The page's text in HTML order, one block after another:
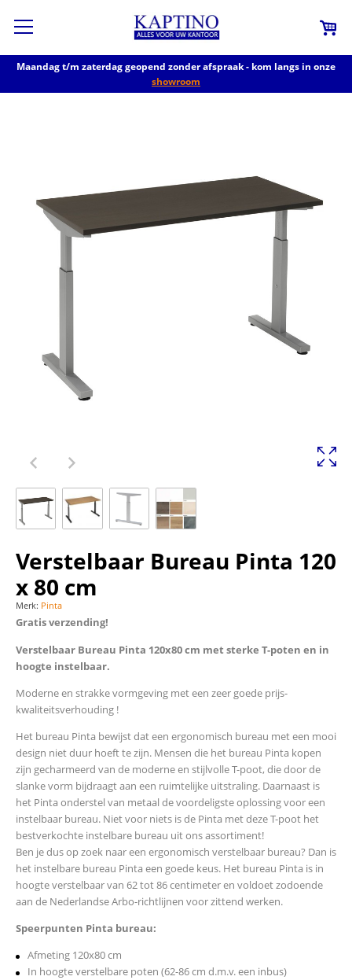
Maandag t/m zaterdag geopend zonder afspraak - kom langs in onze
showroom
Verstelbaar Bureau Pinta 120
x 80 cm
Merk: Pinta
Gratis verzending!
Verstelbaar Bureau Pinta 120x80 cm met sterke T-poten en in
hoogte instelbaar.
Moderne en strakke vormgeving met een zeer goede prijs-
kwaliteitsverhouding !
Het bureau Pinta bewijst dat een ergonomisch bureau met een mooi
design niet duur hoeft te zijn. Mensen die het bureau Pinta kopen
zijn gecharmeerd van de moderne en stijlvolle T-poot, die door de
slanke vorm bijdraagt aan een ruimtelijke uitstraling. Daarnaast is
het Pinta onderstel van metaal de voordeligste oplossing voor een
instelbaar bureau. Niet voor niets is de Pinta met deze T-poot het
bestverkochte instelbare bureau uit ons assortiment!
Ben je dus op zoek naar een ergonomisch verstelbaar bureau? Dan is
het instelbare bureau Pinta een goede keus. Het bureau Pinta is in
hoogte verstelbaar van 62 tot 86 centimeter en voldoet zodoende
aan de Nederlandse Arbo-richtlijnen voor zittend werken.
Speerpunten Pinta bureau:
Afmeting 120x80 cm
In hoogte verstelbare poten (62-86 cm d.m.v. een inbus)